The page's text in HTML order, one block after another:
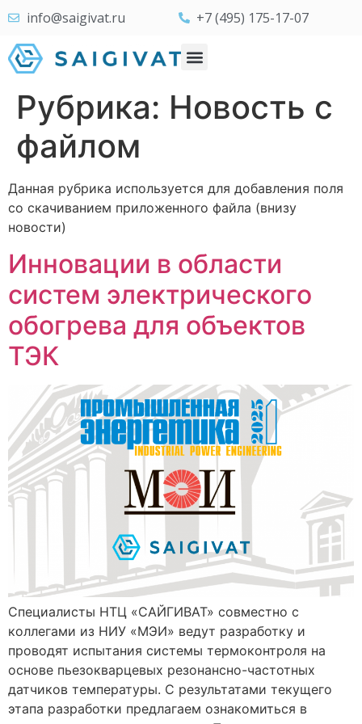
info@saigivat.ru +7 (495) 175-17-07
Рубрика: Новость с
файлом
Данная рубрика используется для добавления поля
со скачиванием приложенного файла (внизу
новости)
Инновации в области
систем электрического
обогрева для объектов
ТЭК
Специалисты НТЦ «САЙГИВАТ» совместно с
коллегами из НИУ «МЭИ» ведут разработку и
проводят испытания системы термоконтроля на
основе пьезокварцевых резонансно-частотных
датчиков температуры. С результатами текущего
этапа разработки предлагаем ознакомиться в